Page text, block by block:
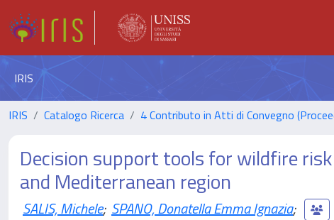
IRIS
IRIS Catalogo Ricerca 4 Contributo in Atti di Convegno
Decision support tools for wildfire
and Mediterranean region
SALIS, Michele; SPANO, Donatella Emma Ignazia;